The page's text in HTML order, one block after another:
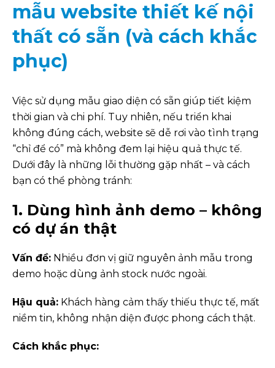
mẫu website thiết kế nội
thất có sẵn (và cách khắc
phục)
Việc sử dụng mẫu giao diện có sẵn giúp tiết kiệm
thời gian và chi phí. Tuy nhiên, nếu triển khai
không đúng cách, website sẽ dễ rơi vào tình trạng
“chỉ để có” mà không đem lại hiệu quả thực tế.
Dưới đây là những lỗi thường gặp nhất – và cách
bạn có thể phòng tránh:
1. Dùng hình ảnh demo – không
có dự án thật
Vấn đề: Nhiều đơn vị giữ nguyên ảnh mẫu trong
demo hoặc dùng ảnh stock nước ngoài.
Hậu quả: Khách hàng cảm thấy thiếu thực tế, mất
niềm tin, không nhận diện được phong cách thật.
Cách khắc phục: